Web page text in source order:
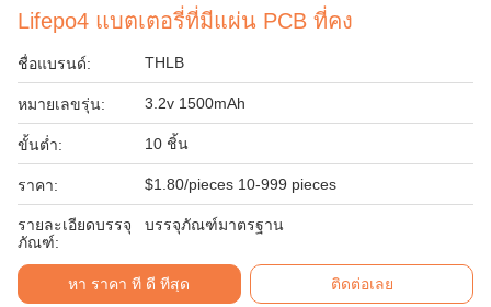
Lifepo4 แบตเตอรี่ที่มีแผ่น PCB ที่คง
ชื่อแบรนด์: THLB
หมายเลขรุ่น: 3.2v 1500mAh
ขั้นต่ำ: 10 ชิ้น
ราคา: $1.80/pieces 10-999 pieces
รายละเอียดบรรจุ
ภัณฑ์:
บรรจุภัณฑ์มาตรฐาน
หา ราคา ที่ ดี ที่สุด ติดต่อเลย